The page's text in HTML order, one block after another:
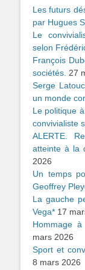
Les futurs
par Hugues
Le
selon
François
sociétés. 27
Serge
un monde
Le politique
convivialiste
ALERTE.
atteinte à la
2026
Un temps
Geoffrey
La gauche
Vega* 17
Hommage à
mars 2026
Sport et
8 mars 2026